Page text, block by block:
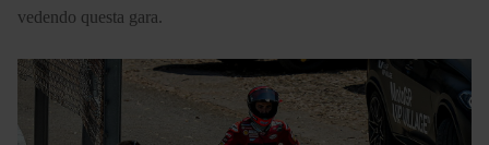
vedendo questa gara.